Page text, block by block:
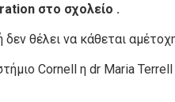
στο σχολείο .
δεν θέλει να κάθεται
Cornell η dr Maria